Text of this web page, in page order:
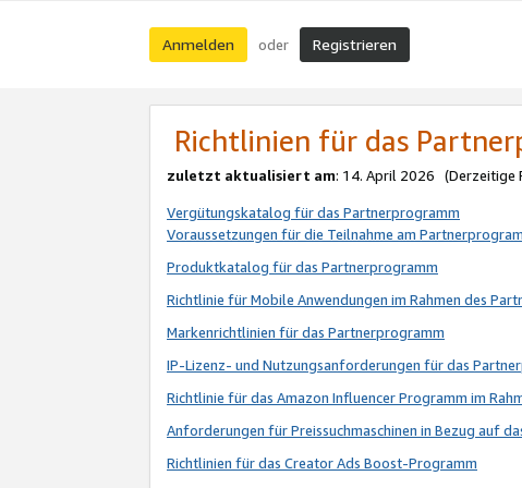
Anmelden oder Registrieren
Richtlinien für das
zuletzt aktualisiert am: 14. April 2026 (Derzeitige
Vergütungskatalog für das Partnerprogramm
Voraussetzungen für die Teilnahme am
Produktkatalog für das Partnerprogramm
Richtlinie für Mobile Anwendungen im Rahmen des
Markenrichtlinien für das Partnerprogramm
IP-Lizenz- und Nutzungsanforderungen für das
Richtlinie für das Amazon Influencer Programm im
Anforderungen für Preissuchmaschinen in Bezug auf
Richtlinien für das Creator Ads Boost-Programm